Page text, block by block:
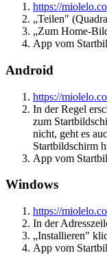
https://
„Teilen"
„Zum Home-
App vom
Android
https://
In der Regel
zum
nicht, geht es
Startbildschirm
App vom
Windows
https://
In der
„Installieren"
App vom